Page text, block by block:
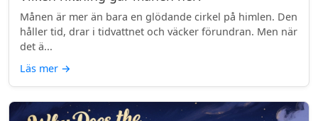
Månen är mer än bara en glödande cirkel på himlen. Den
håller tid, drar i tidvattnet och väcker förundran. Men när
det ä...
Läs mer →